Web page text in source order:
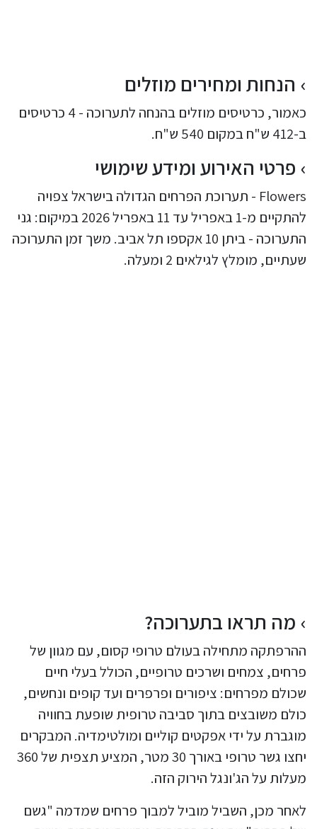
הנחות ומחירים מוזלים
כאמור, כרטיסים מוזלים בהנחה לתערוכה - 4 כרטיסים
ב-412 ש"ח במקום 540 ש"ח.
פרטי האירוע ומידע שימושי
Flowers - תערוכת הפרחים הגדולה בישראל צפויה
להתקיים מ-1 באפריל עד 11 באפריל 2026 במיקום: גני
התערוכה - ביתן 10 אקספו תל אביב. משך זמן התערוכה
שעתיים, מומלץ לגילאים 2 ומעלה.
מה תראו בתערוכה?
ההרפתקה מתחילה בעולם טרופי קסום, עם מגוון של
פרחים, צמחים ושרכים טרופיים, הכולל בעלי חיים
שכולם מפרחים: ציפורים ופרפרים ועד קופים ונחשים,
כולם משובצים בתוך סביבה טרופית שופעת בחוויה
מוגברת על ידי אפקטים קוליים ומולטימדיה. המבקרים
יחצו גשר טרופי באורך 30 מטר, המציע תצפית של 360
מעלות על הג'ונגל הירוק הזה.
לאחר מכן, השביל מוביל למבוך פרחים שמדמה "גשם